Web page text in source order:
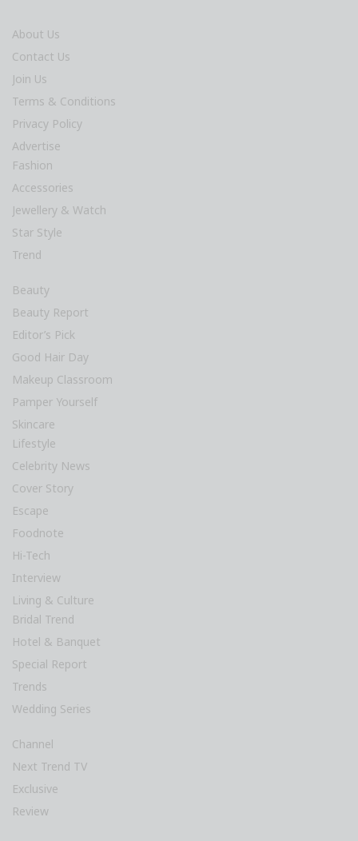
About Us
Contact Us
Join Us
Terms & Conditions
Privacy Policy
Advertise
Fashion
Accessories
Jewellery & Watch
Star Style
Trend
Beauty
Beauty Report
Editor’s Pick
Good Hair Day
Makeup Classroom
Pamper Yourself
Skincare
Lifestyle
Celebrity News
Cover Story
Escape
Foodnote
Hi-Tech
Interview
Living & Culture
Bridal Trend
Hotel & Banquet
Special Report
Trends
Wedding Series
Channel
Next Trend TV
Exclusive
Review